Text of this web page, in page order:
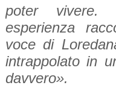
poter
esperienza
voce di
intrappolato in
davvero».